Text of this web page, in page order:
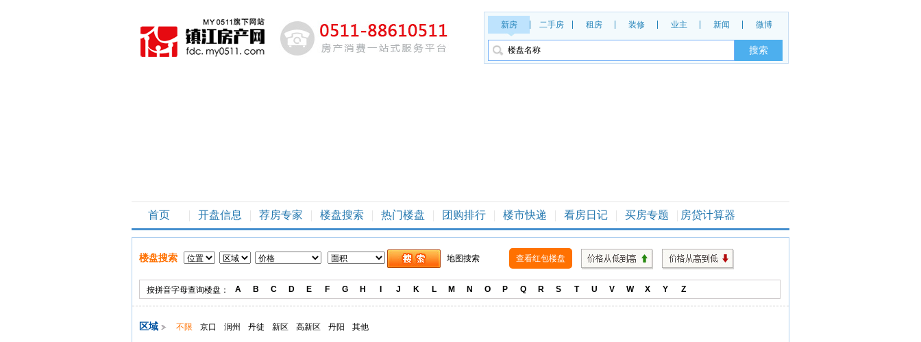
新房 二手房 租房 装修 业主 新闻 微博
首页 开盘信息 荐房专家 楼盘搜索 热门楼盘 团购排行 楼市快递 看房日记 买房专题 房贷计算器
楼盘搜索 地图搜索 查看红包楼盘
按拼音字母查询楼盘： A B C D E F G H J K L M N O P Q R S T U V W X Y Z
区域 不限 京口 润州 丹徒 新区 高新区 丹阳 其他